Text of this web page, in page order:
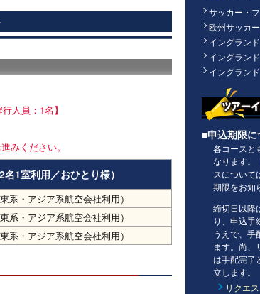
行人員：1名】
みください。
1室利用／おひとり様）
東系・アジア系航空会社利用）
東系・アジア系航空会社利用）
東系・アジア系航空会社利用）
サッカー・
欧州サッカ
イングラン
イングラン
イングラン
■申込期限に
各コースと
なります。
スについて
期限をお知
締切日以降
り、申込手
うえで、手
ます。尚、
は手配完了
立します。
リクエ